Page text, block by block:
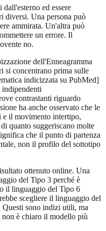
ed essere
diversi. Una persona può
ammirata. Un'altra può
un errore. Il
no.
dell'Enneagramma
si concentrano prima sulle
indicizzata su PubMed]
indipendenti
contrastanti riguardo
ha anche osservato che le
e il movimento intertipo,
quanto suggeriscano molte
che il punto di partenza
non il profilo del sottotipo
ottenuto online. Una
del Tipo 3 perché è
il linguaggio del Tipo 6
scegliere il linguaggio del
sono indizi utili, ma
è chiaro il modello più